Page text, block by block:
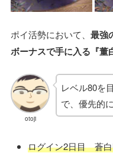
ポイ活勢において、最強
ボーナスで手に入る『董
otoji
レベル80を
で、優先的
ログイン2日目 蒼